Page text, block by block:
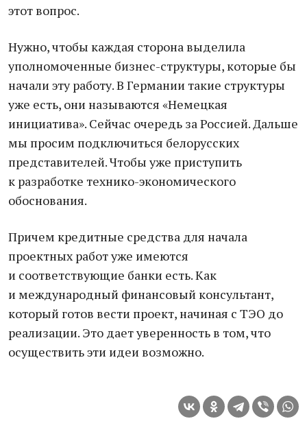
этот вопрос.
Нужно, чтобы каждая сторона выделила
уполномоченные бизнес-структуры, которые бы
начали эту работу. В Германии такие структуры
уже есть, они называются «Немецкая
инициатива». Сейчас очередь за Россией. Дальше
мы просим подключиться белорусских
представителей. Чтобы уже приступить
к разработке технико-экономического
обоснования.
Причем кредитные средства для начала
проектных работ уже имеются
и соответствующие банки есть. Как
и международный финансовый консультант,
который готов вести проект, начиная с ТЭО до
реализации. Это дает уверенность в том, что
осуществить эти идеи возможно.